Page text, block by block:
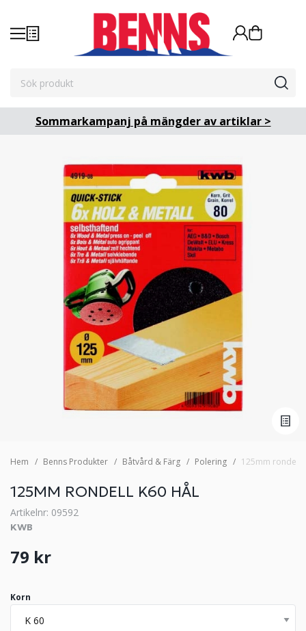
Sommarkampanj på mängder av artiklar >
Hem Benns Produkter Båtvård & Färg Polering 125mm rondell
125MM RONDELL K60 HÅL
Artikelnr: 09592
KWB
79 kr
Korn